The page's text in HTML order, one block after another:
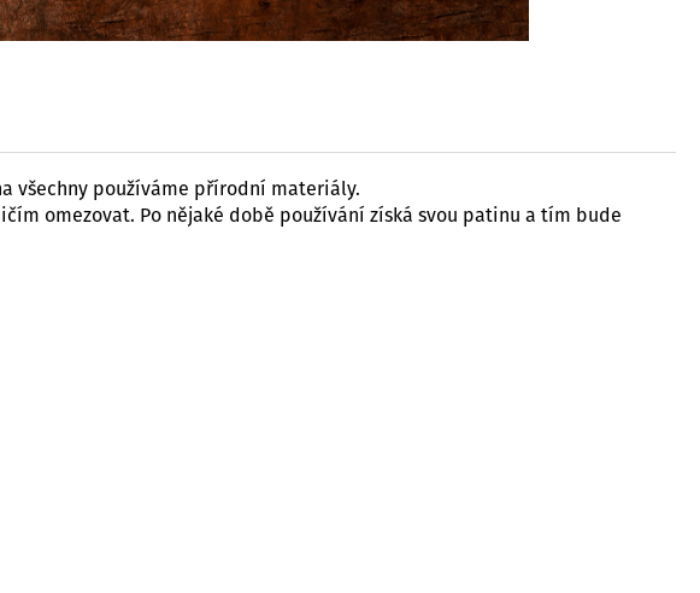
všechny používáme přírodní materiály.
omezovat. Po nějaké době používání získá svou patinu a tím bude